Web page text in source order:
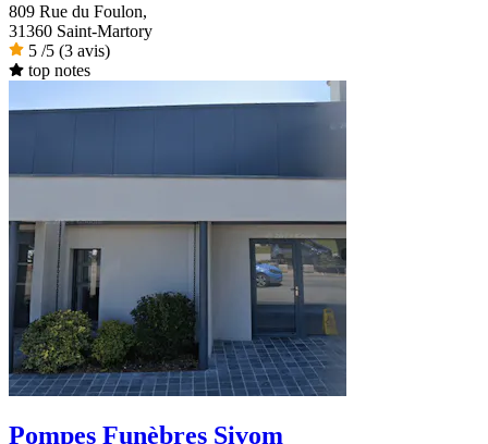
809 Rue du Foulon,
31360 Saint-Martory
5 /5 (3 avis)
top notes
Pompes Funèbres Sivom